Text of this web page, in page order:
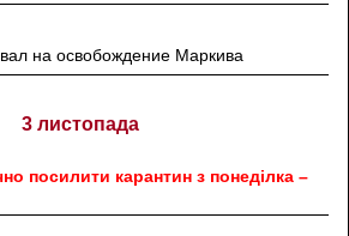
на освобождение Маркива
3 листопада
посилити карантин з понеділка –